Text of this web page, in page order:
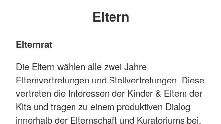
Eltern
Elternrat
Die Eltern wählen alle zwei Jahre
Elternvertretungen und Stellvertretungen. Diese
vertreten die Interessen der Kinder & Eltern der
Kita und tragen zu einem produktiven Dialog
innerhalb der Elternschaft und Kuratoriums bei.